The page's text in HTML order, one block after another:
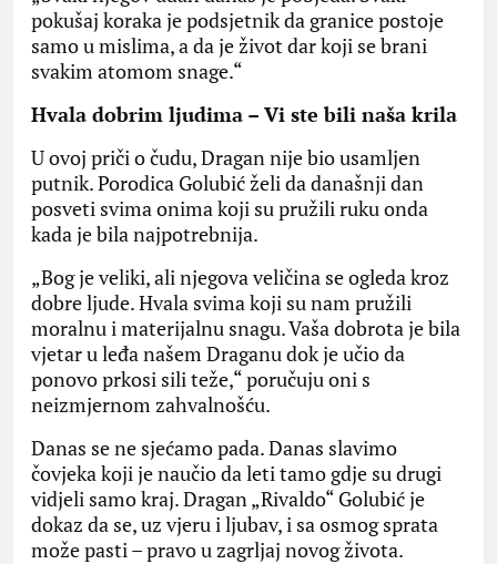
pokušaj koraka je podsjetnik da granice postoje
samo u mislima, a da je život dar koji se brani
svakim atomom snage.“
​Hvala dobrim ljudima – Vi ste bili naša krila
​U ovoj priči o čudu, Dragan nije bio usamljen
putnik. Porodica Golubić želi da današnji dan
posveti svima onima koji su pružili ruku onda
kada je bila najpotrebnija.
​„Bog je veliki, ali njegova veličina se ogleda kroz
dobre ljude. Hvala svima koji su nam pružili
moralnu i materijalnu snagu. Vaša dobrota je bila
vjetar u leđa našem Draganu dok je učio da
ponovo prkosi sili teže,“ poručuju oni s
neizmjernom zahvalnošću.
​Danas se ne sjećamo pada. Danas slavimo
čovjeka koji je naučio da leti tamo gdje su drugi
vidjeli samo kraj. Dragan „Rivaldo“ Golubić je
dokaz da se, uz vjeru i ljubav, i sa osmog sprata
može pasti – pravo u zagrljaj novog života.